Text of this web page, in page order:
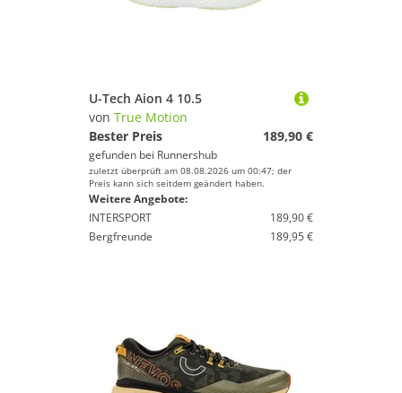
U-Tech Aion 4 10.5
von True Motion
Bester Preis
189,90 €
gefunden bei Runnershub
zuletzt überprüft am 08.08.2026 um 00:47; der
Preis kann sich seitdem geändert haben.
Weitere Angebote:
INTERSPORT
189,90 €
Bergfreunde
189,95 €